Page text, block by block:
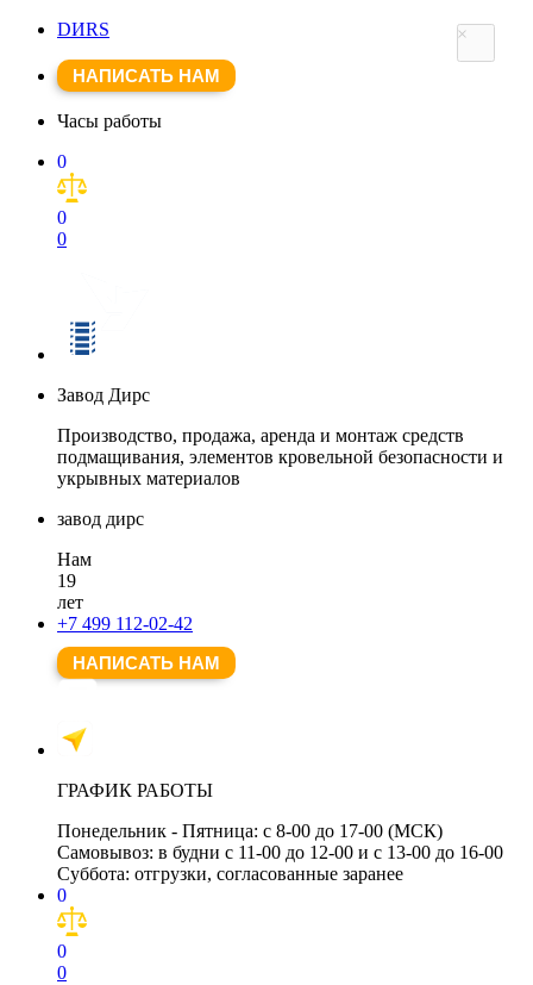
DИRS
НАПИСАТЬ НАМ
Часы работы
0
0
0
Завод Дирс
Производство, продажа, аренда и монтаж средств
подмащивания, элементов кровельной безопасности и
укрывных материалов
завод дирс
Нам
19
лет
+7 499 112-02-42
НАПИСАТЬ НАМ
ГРАФИК РАБОТЫ
Понедельник - Пятница: с 8-00 до 17-00 (МСК)
Самовывоз: в будни с 11-00 до 12-00 и с 13-00 до 16-00
Суббота: отгрузки, согласованные заранее
0
0
0
×